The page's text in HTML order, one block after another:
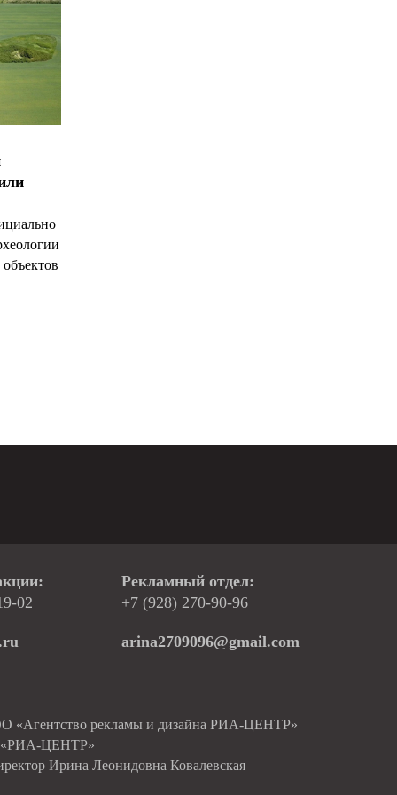
02
Рекламный отдел:
+7 (928) 270-90-96
arina2709096@gmail.com
«Агентство рекламы и дизайна РИА-ЦЕНТР»
«РИА-ЦЕНТР»
Ирина Леонидовна Ковалевская